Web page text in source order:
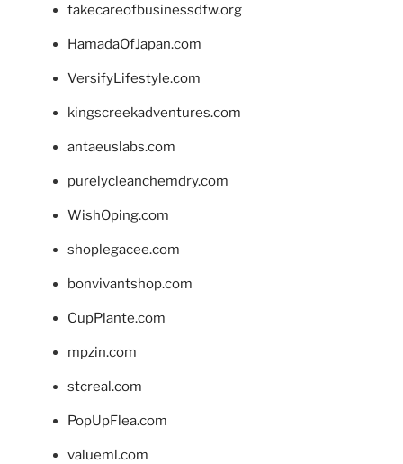
takecareofbusinessdfw.org
HamadaOfJapan.com
VersifyLifestyle.com
kingscreekadventures.com
antaeuslabs.com
purelycleanchemdry.com
WishOping.com
shoplegacee.com
bonvivantshop.com
CupPlante.com
mpzin.com
stcreal.com
PopUpFlea.com
valueml.com